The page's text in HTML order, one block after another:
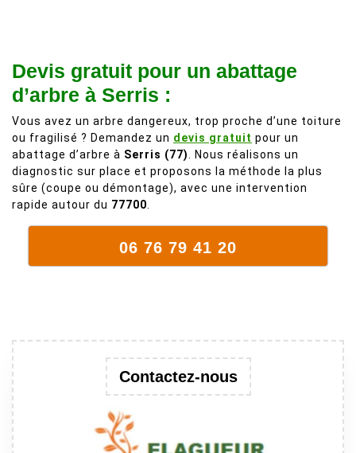
comme on en
fait plus!
débordait trop
chez les
plein de bois
mort. C'est
délicat parce
que c'est un
donc
dangereuse.
connaissent
Devis gratuit pour un abattage
d’arbre à Serris :
Vous avez un arbre dangereux, trop proche d’une toiture
ou fragilisé ? Demandez un devis gratuit pour un
abattage d’arbre à Serris (77)
. Nous réalisons un
diagnostic sur place et proposons la méthode la plus
sûre (coupe ou démontage), avec une intervention
rapide autour du 77700
06 76 79 41 20
Contactez-nous